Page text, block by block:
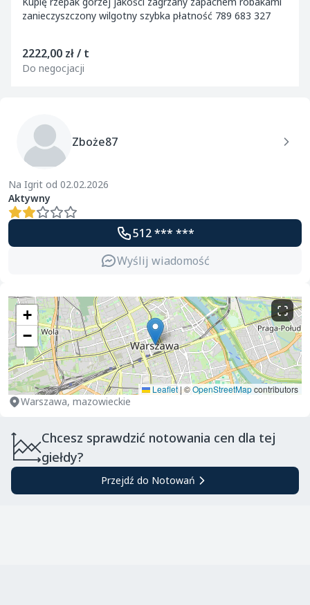
zanieczyszczony wilgotny szybka płatność 789 683 327
2222,00 zł / t
Do negocjacji
Zboże87
Na Igrit od 02.02.2026
Aktywny
512 *** ***
Wyślij wiadomość
+
−
Leaflet |©OpenStreetMapcontributors
Warszawa, mazowieckie
Chcesz sprawdzić notowania cen dla tej
giełdy?
Przejdź do Notowań